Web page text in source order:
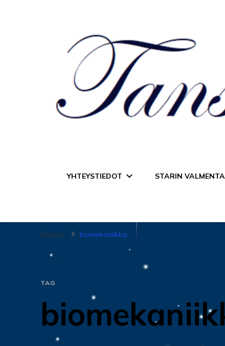
YHTEYSTIEDOT STARIN
Etusivu biomekaniikka
TAG